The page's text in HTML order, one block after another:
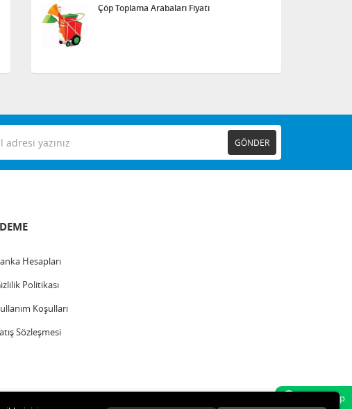
Çöp Toplama Arabaları Fiyatı
GÖNDER
Hesapları
Politikası
Koşulları
Sözleşmesi
Whatsapp